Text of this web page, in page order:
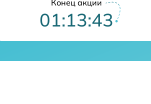
Конец акции
01:13:42